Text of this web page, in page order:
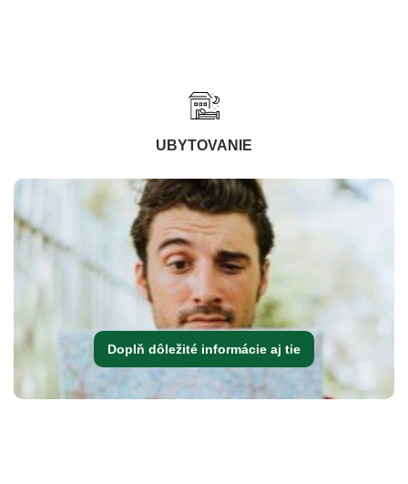
UBYTOVANIE
Doplň dôležité informácie aj tie